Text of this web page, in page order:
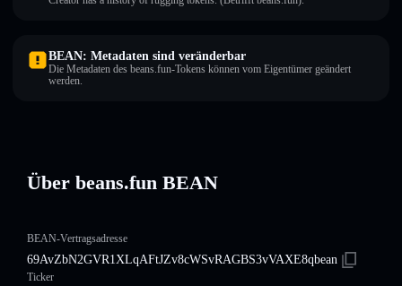
BEAN: Metadaten sind veränderbar
Die Metadaten des beans.fun-Tokens können vom Eigentümer geändert
werden.
Über beans.fun BEAN
BEAN-Vertragsadresse
69AvZbN2GVR1XLqAFtJZv8cWSvRAGBS3vVAXE8qbean
Ticker